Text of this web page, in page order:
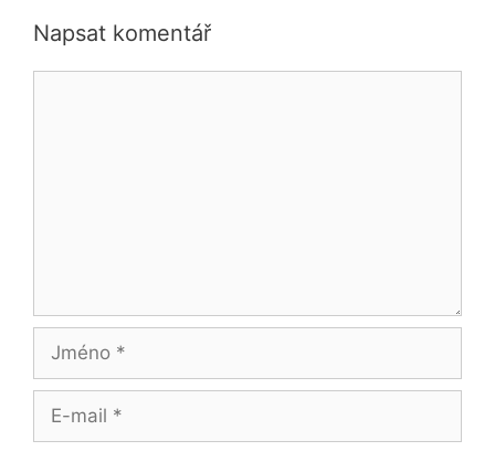
Napsat komentář
Jméno
mail